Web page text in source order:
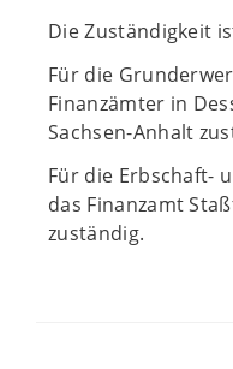
Die Zuständigkeit
Für die
Finanzämter in
Sachsen-Anhalt
Für die Erbschaft-
das Finanzamt
zuständig.